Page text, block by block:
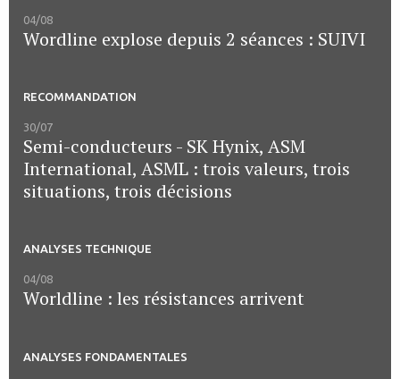
04/08
Wordline explose depuis 2 séances : SUIVI
RECOMMANDATION
30/07
Semi-conducteurs - SK Hynix, ASM
International, ASML : trois valeurs, trois
situations, trois décisions
ANALYSES TECHNIQUE
04/08
Worldline : les résistances arrivent
ANALYSES FONDAMENTALES